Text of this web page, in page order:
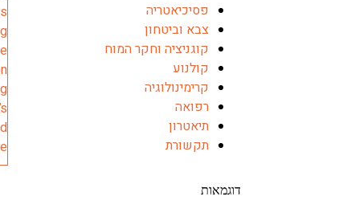
פסיכיאטריה
צבא וביטחון
קוגניציה וחקר המוח
קולנוע
קרימינולוגיה
רפואה
תיאטרון
תקשורת
דוגמאות